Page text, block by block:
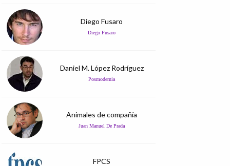
Diego Fusaro
Diego Fusaro
Daniel M. López Rodríguez
Posmodernia
Animales de compañía
Juan Manuel De Prada
FPCS